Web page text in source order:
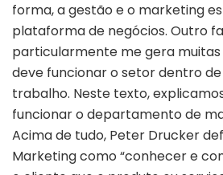
forma, a gestão e o marketing
plataforma de negócios. Outro
particularmente me gera
deve funcionar o setor dentro
trabalho. Neste texto,
funcionar o departamento de
Acima de tudo, Peter Drucker
Marketing como “conhecer e